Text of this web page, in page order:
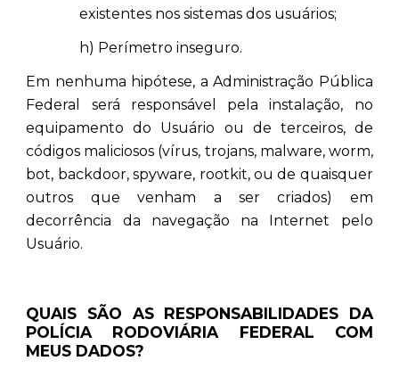
existentes nos sistemas dos usuários;
h) Perímetro inseguro.
Em nenhuma hipótese, a Administração Pública
Federal será responsável pela instalação, no
equipamento do Usuário ou de terceiros, de
códigos maliciosos (vírus, trojans, malware, worm,
bot, backdoor, spyware, rootkit, ou de quaisquer
outros que venham a ser criados) em
decorrência da navegação na Internet pelo
Usuário.
QUAIS SÃO AS RESPONSABILIDADES DA
POLÍCIA RODOVIÁRIA FEDERAL COM
MEUS DADOS?